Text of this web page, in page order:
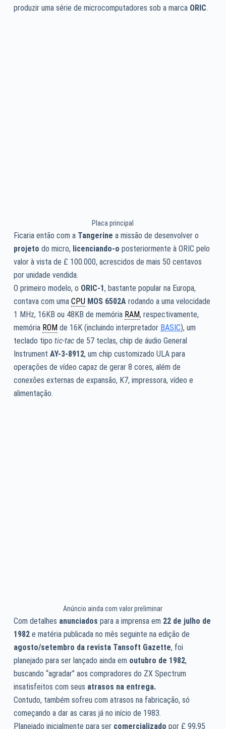
produzir uma série de microcomputadores sob a marca ORIC.
Placa principal
Ficaria então com a Tangerine a missão de desenvolver o
projeto do micro, licenciando-o posteriormente à ORIC pelo
valor à vista de £ 100.000, acrescidos de mais 50 centavos
por unidade vendida.
O primeiro modelo, o ORIC-1, bastante popular na Europa,
contava com uma CPU MOS 6502A rodando a uma velocidade
1 MHz, 16KB ou 48KB de memória RAM, respectivamente,
memória ROMde 16K (incluindo interpretador BASIC), um
teclado tipo tic-tacde 57 teclas, chip de áudio General
Instrument AY-3-8912, um chip customizado ULA para
operações de vídeo capaz de gerar 8 cores, além de
conexões externas de expansão, K7, impressora, vídeo e
alimentação.
Anúncio ainda com valor preliminar
Com detalhes anunciados para a imprensa em 22 de julho de
1982e matéria publicada no mês seguinte na edição de
agosto/setembro da revista Tansoft Gazette, foi
planejado para ser lançado ainda em outubro de 1982,
buscando “agradar” aos compradores do ZX Spectrum
insatisfeitos com seus atrasos na entrega.
Contudo, também sofreu com atrasos na fabricação, só
começando a dar as caras já no início de 1983.
Planejado inicialmente para ser comercializado por £ 99,95